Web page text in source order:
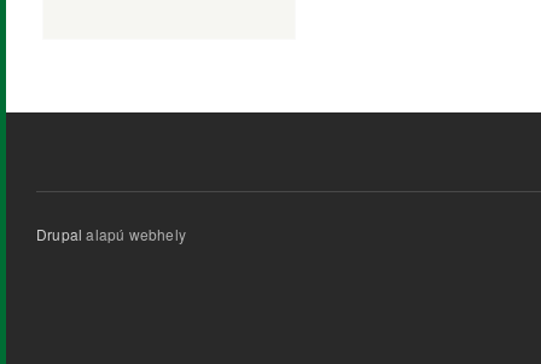
Drupal alapú webhely